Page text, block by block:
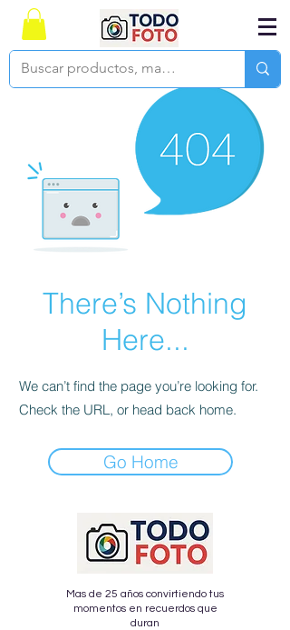
There’s Nothing
Here...
We can’t find the page you’re looking for.
Check the URL, or head back home.
Go Home
Mas de 25 años convirtiendo tus
momentos en recuerdos que
duran